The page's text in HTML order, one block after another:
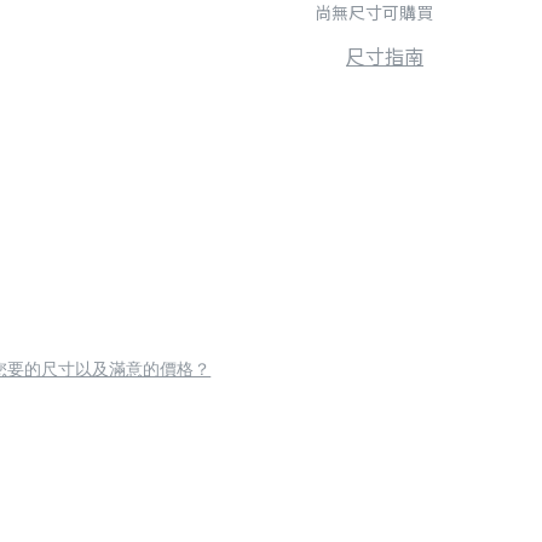
尚無尺寸可購買
尺寸指南
要的尺寸以及滿意的價格？